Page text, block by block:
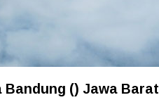
Bandung () Jawa Barat